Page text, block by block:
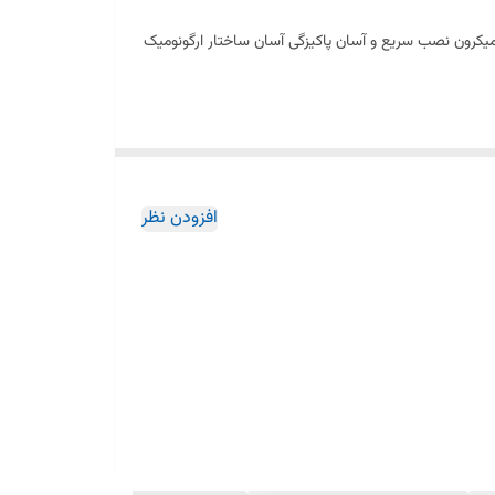
سرامیکی مقاوم در برابر دما و فشار باال دارای پرالتور کاهنده مصرف آب پوشش رنگ از نوع پودری الکترواستاتیک با ضخامت بیش از 100 میکرون نصب سریع و آسان پاکیزگی آسان ساختار ارگونومیک
افزودن نظر